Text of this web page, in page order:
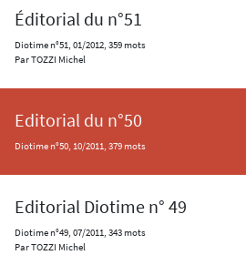
Éditorial du n°51
Diotime n°51, 01/2012, 359 mots
Par TOZZI Michel
Editorial du n°50
Diotime n°50, 10/2011, 379 mots
Editorial Diotime n° 49
Diotime n°49, 07/2011, 343 mots
Par TOZZI Michel